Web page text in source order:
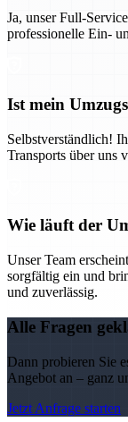
Ja, unser Full-
professionelle Ein-
Ist mein
Selbstverständlich!
Transports über uns
Wie läuft der
Unser Team
sorgfältig ein und
und zuverlässig.
Alle Fragen
Dann probieren Sie
Angebot an – ganz
Jetzt Anfrage starten